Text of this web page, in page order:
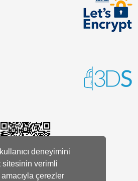
deneyimini
sitesinin verimli
amacıyla çerezler